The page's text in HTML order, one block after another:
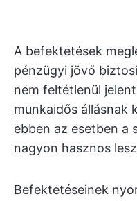
A befektetések
pénzügyi jövő
nem feltétlenül
munkaidős állásnak
ebben az esetben a
nagyon hasznos
Befektetéseinek